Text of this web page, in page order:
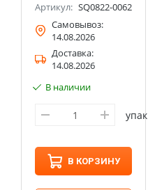
Артикул: SQ0822-0062
Самовывоз:
14.08.2026
Доставка:
14.08.2026
В наличии
упак
В КОРЗИНУ